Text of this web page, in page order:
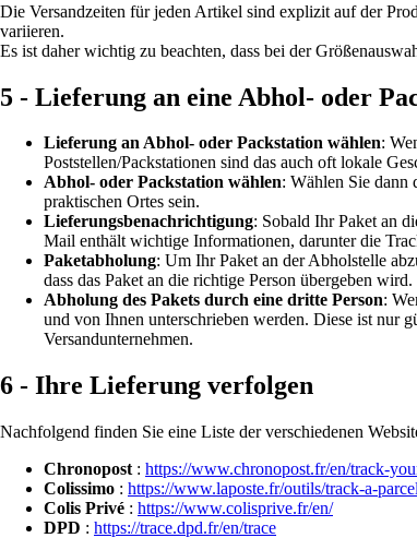
Die Versandzeiten für jeden Artikel sind explizit auf der
variieren.
Es ist daher wichtig zu beachten, dass bei der
5 - Lieferung an eine Abhol- oder
Lieferung an Abhol- oder Packstation wählen:
Poststellen/Packstationen sind das auch oft lokale
Abhol- oder Packstation wählen: Wählen Sie dann
praktischen Ortes sein.
Lieferungsbenachrichtigung: Sobald Ihr Paket an
Mail enthält wichtige Informationen, darunter die
Paketabholung: Um Ihr Paket an der Abholstelle
dass das Paket an die richtige Person übergeben
Abholung des Pakets durch eine dritte Person:
und von Ihnen unterschrieben werden. Diese ist nur
Versandunternehmen.
6 - Ihre Lieferung verfolgen
Nachfolgend finden Sie eine Liste der verschiedenen
Chronopost : https://www.chronopost.fr/en/track-
Colissimo : https://www.laposte.fr/outils/track-a-parcel
Colis Privé : https://www.colisprive.fr/en/
DPD : https://trace.dpd.fr/en/trace